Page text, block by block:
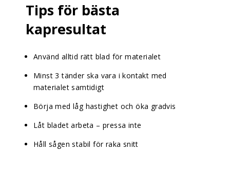
Tips för bästa
kapresultat
Använd alltid rätt blad för materialet
Minst 3 tänder ska vara i kontakt med
materialet samtidigt
Börja med låg hastighet och öka gradvis
Låt bladet arbeta – pressa inte
Håll sågen stabil för raka snitt